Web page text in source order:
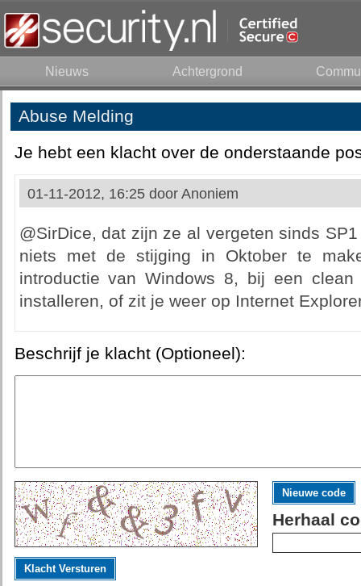
Nieuws Achtergrond
Abuse Melding
Je hebt een klacht over de onderstaande
01-11-2012, 16:25 door Anoniem
@SirDice, dat zijn ze al vergeten sinds
niets met de stijging in Oktober te
introductie van Windows 8, bij een
installeren, of zit je weer op Internet
Beschrijf je klacht (Optioneel):
Nieuwe code
Herhaal
Klacht Versturen